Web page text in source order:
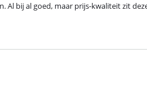
Al bij al goed, maar prijs-kwaliteit zit